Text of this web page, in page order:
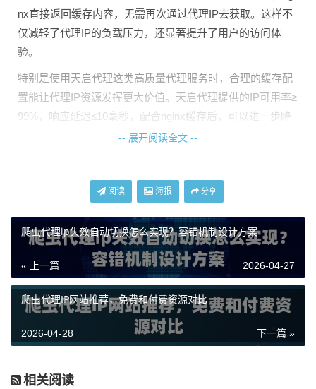
nx直接返回缓存内容，无需再次通过代理IP去获取。这样不
仅减轻了代理IP的负载压力，还显著提升了用户的访问体
验。
特别是使用天启代理这类高质量代理服务时，合理的缓存配
置能让代理IP资源发挥更大价值。天启代理提供的IP可用率≥
99%，响应延迟≤10毫秒，配合nginx缓存后，可以进一步降
低业务系统的整体延迟。
缓存路径和基本参数。以下是一个基础配置示例：
在nginx.conf的http模块中添加：
proxy_cache_path /var/cache/nginx levels=1:2
这个配置定义了缓存存储路径为/var/cache/nginx，设置了一
容量为10GB，60分钟内未被访问的缓存文件将被自动清
-- 展开阅读全文 --
阅读 海报 分享
爬虫代理ip失效自动切换怎么实现？容错机制设计方案
« 上一篇 2026-04-27
爬虫代理IP网站推荐，免费和付费资源对比
下一篇 »
2026-04-28
相关阅读